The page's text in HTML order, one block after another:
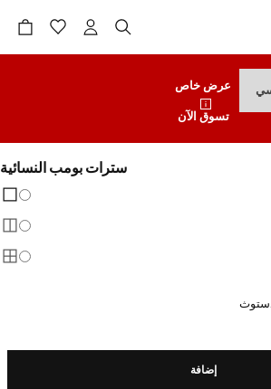
عرض خاص
تسوق الآن
سترات بومب النسائية
إضافة